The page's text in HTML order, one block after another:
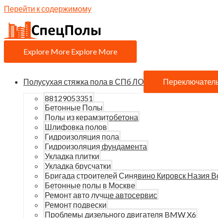
Перейти к содержимому
Explore More Explore More
Полусухая стяжка пола в СПб ЛО
88129053351
Бетонные Полы
Полы из керамзитобетона
Шлифовка полов
Гидроизоляция пола
Гидроизоляция фундамента
Укладка плитки
Укладка брусчатки
Бригада строителей Синявино Кировск Назия
Бетонные полы в Москве
Ремонт авто лучше автосервис
Ремонт подвески
Проблемы дизельного двигателя BMW X6